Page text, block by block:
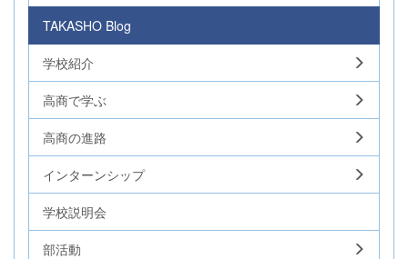
TAKASHO Blog
学校紹介
高商で学ぶ
高商の進路
インターンシップ
学校説明会
部活動